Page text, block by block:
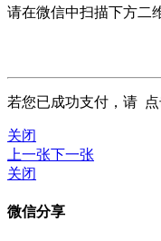
请在微信中扫描下方二
若您已成功支付，请
关闭
上一张下一张
关闭
微信分享